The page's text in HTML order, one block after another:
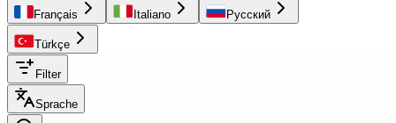
Français Italiano Русский
Türkçe
Filter
Sprache